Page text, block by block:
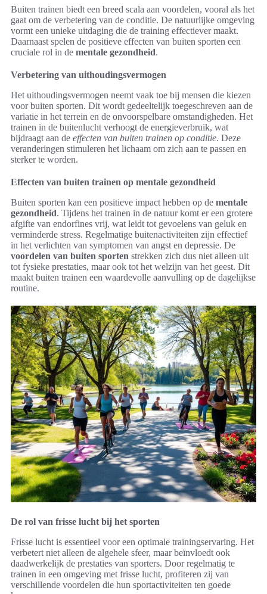
Buiten trainen biedt een breed scala aan voordelen, vooral als het
gaat om de verbetering van de conditie. De natuurlijke omgeving
vormt een unieke uitdaging die de training effectiever maakt.
Daarnaast spelen de positieve effecten van buiten sporten een
cruciale rol in de mentale gezondheid.
Verbetering van uithoudingsvermogen
Het uithoudingsvermogen neemt vaak toe bij mensen die kiezen
voor buiten sporten. Dit wordt gedeeltelijk toegeschreven aan de
variatie in het terrein en de onvoorspelbare omstandigheden. Het
trainen in de buitenlucht verhoogt de energieverbruik, wat
bijdraagt aan de effecten van buiten trainen op conditie. Deze
veranderingen stimuleren het lichaam om zich aan te passen en
sterker te worden.
Effecten van buiten trainen op mentale gezondheid
Buiten sporten kan een positieve impact hebben op de mentale
gezondheid. Tijdens het trainen in de natuur komt er een grotere
afgifte van endorfines vrij, wat leidt tot gevoelens van geluk en
verminderde stress. Regelmatige buitenactiviteiten zijn effectief
in het verlichten van symptomen van angst en depressie. De
voordelen van buiten sporten strekken zich dus niet alleen uit
tot fysieke prestaties, maar ook tot het welzijn van het geest. Dit
maakt buiten trainen een waardevolle aanvulling op de dagelijkse
routine.
De rol van frisse lucht bij het sporten
Frisse lucht is essentieel voor een optimale trainingservaring. Het
verbetert niet alleen de algehele sfeer, maar beïnvloedt ook
daadwerkelijk de prestaties van sporters. Door regelmatig te
trainen in een omgeving met frisse lucht, profiteren zij van
verschillende voordelen die hun sportactiviteiten ten goede